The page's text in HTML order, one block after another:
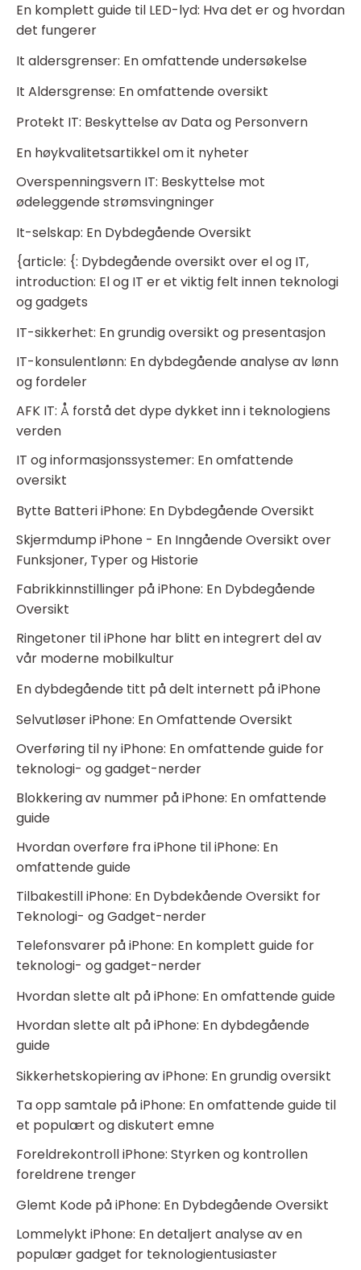
En komplett guide til LED-lyd: Hva det er og hvordan
det fungerer
It aldersgrenser: En omfattende undersøkelse
It Aldersgrense: En omfattende oversikt
Protekt IT: Beskyttelse av Data og Personvern
En høykvalitetsartikkel om it nyheter
Overspenningsvern IT: Beskyttelse mot
ødeleggende strømsvingninger
It-selskap: En Dybdegående Oversikt
{article: {: Dybdegående oversikt over el og IT,
introduction: El og IT er et viktig felt innen teknologi
og gadgets
IT-sikkerhet: En grundig oversikt og presentasjon
IT-konsulentlønn: En dybdegående analyse av lønn
og fordeler
AFK IT: Å forstå det dype dykket inn i teknologiens
verden
IT og informasjonssystemer: En omfattende
oversikt
Bytte Batteri iPhone: En Dybdegående Oversikt
Skjermdump iPhone - En Inngående Oversikt over
Funksjoner, Typer og Historie
Fabrikkinnstillinger på iPhone: En Dybdegående
Oversikt
Ringetoner til iPhone har blitt en integrert del av
vår moderne mobilkultur
En dybdegående titt på delt internett på iPhone
Selvutløser iPhone: En Omfattende Oversikt
Overføring til ny iPhone: En omfattende guide for
teknologi- og gadget-nerder
Blokkering av nummer på iPhone: En omfattende
guide
Hvordan overføre fra iPhone til iPhone: En
omfattende guide
Tilbakestill iPhone: En Dybdekående Oversikt for
Teknologi- og Gadget-nerder
Telefonsvarer på iPhone: En komplett guide for
teknologi- og gadget-nerder
Hvordan slette alt på iPhone: En omfattende guide
Hvordan slette alt på iPhone: En dybdegående
guide
Sikkerhetskopiering av iPhone: En grundig oversikt
Ta opp samtale på iPhone: En omfattende guide til
et populært og diskutert emne
Foreldrekontroll iPhone: Styrken og kontrollen
foreldrene trenger
Glemt Kode på iPhone: En Dybdegående Oversikt
Lommelykt iPhone: En detaljert analyse av en
populær gadget for teknologientusiaster